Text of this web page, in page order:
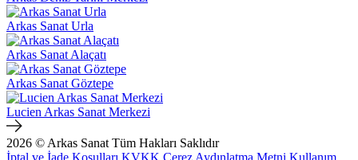
Arkas Sanat Urla
Arkas Sanat Alaçatı
Arkas Sanat Göztepe
Lucien Arkas Sanat Merkezi
2026 © Arkas Sanat Tüm Hakları Saklıdır
İptal ve İade Koşulları KVKK Çerez Aydınlatma Metni Kullanım